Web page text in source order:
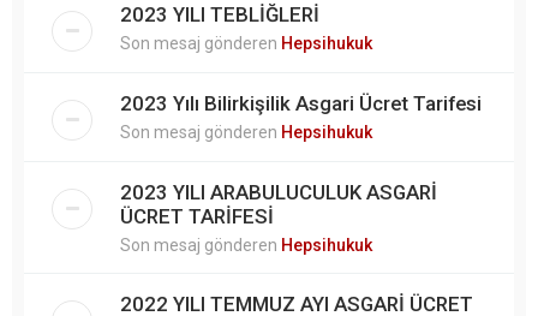
2023 YILI TEBLİĞLERİ
Son mesaj gönderen Hepsihukuk
2023 Yılı Bilirkişilik Asgari Ücret Tarifesi
Son mesaj gönderen Hepsihukuk
2023 YILI ARABULUCULUK ASGARİ
ÜCRET TARİFESİ
Son mesaj gönderen Hepsihukuk
2022 YILI TEMMUZ AYI ASGARİ ÜCRET